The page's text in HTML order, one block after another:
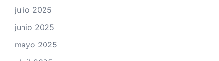
julio 2025
junio 2025
mayo 2025